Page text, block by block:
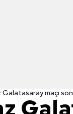
Galatasaray maçı